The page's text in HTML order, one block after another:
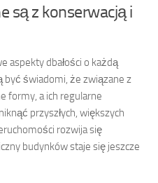
są z konserwacją i
aspekty dbałości o każdą
być świadomi, że związane z
formy, a ich regularne
przyszłych, większych
rozwija się
budynków staje się jeszcze